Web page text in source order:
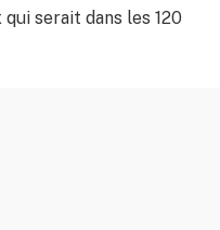
serait dans les 120